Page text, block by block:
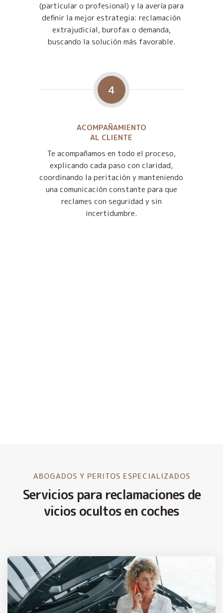
(particular o profesional) y la avería para
definir la mejor estrategia: reclamación
extrajudicial, burofax o demanda,
buscando la solución más favorable.
4
ACOMPAÑAMIENTO
AL CLIENTE
Te acompañamos en todo el proceso,
explicando cada paso con claridad,
coordinando la peritación y manteniendo
una comunicación constante para que
reclames con seguridad y sin
incertidumbre.
ABOGADOS Y PERITOS ESPECIALIZADOS
Servicios para reclamaciones de
vicios ocultos en coches